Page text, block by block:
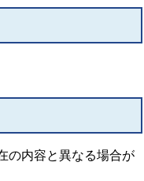
の内容と異なる場合が